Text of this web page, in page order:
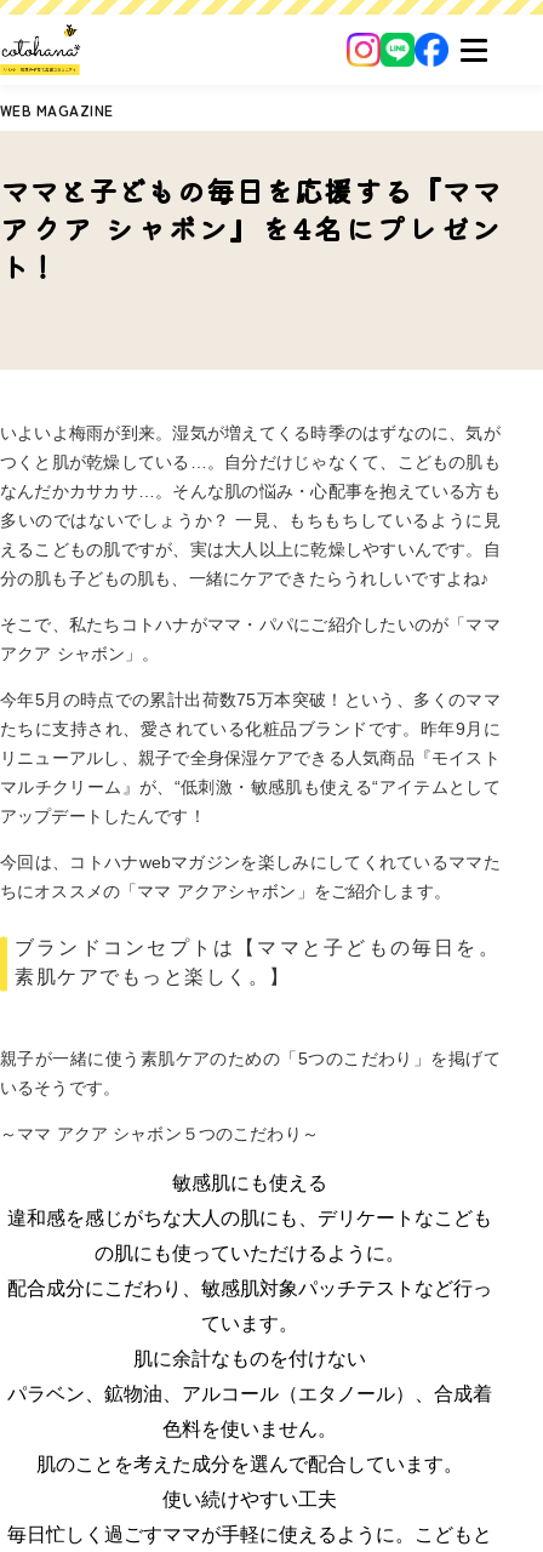
WEB MAGAZINE
ママと子どもの毎日を応援する『ママ
アクア シャボン』を4名にプレゼン
ト！
いよいよ梅雨が到来。湿気が増えてくる時季のはずなのに、気が
つくと肌が乾燥している…。自分だけじゃなくて、こどもの肌も
なんだかカサカサ…。そんな肌の悩み・心配事を抱えている方も
多いのではないでしょうか？ 一見、もちもちしているように見
えるこどもの肌ですが、実は大人以上に乾燥しやすいんです。自
分の肌も子どもの肌も、一緒にケアできたらうれしいですよね♪
そこで、私たちコトハナがママ・パパにご紹介したいのが「ママ
アクア シャボン」。
今年5月の時点での累計出荷数75万本突破！という、多くのママ
たちに支持され、愛されている化粧品ブランドです。昨年9月に
リニューアルし、親子で全身保湿ケアできる人気商品『モイスト
マルチクリーム』が、“低刺激・敏感肌も使える“アイテムとして
アップデートしたんです！
今回は、コトハナwebマガジンを楽しみにしてくれているママた
ちにオススメの「ママ アクアシャボン」をご紹介します。
ブランドコンセプトは【ママと子どもの毎日を。
素肌ケアでもっと楽しく。】
親子が一緒に使う素肌ケアのための「5つのこだわり」を掲げて
いるそうです。
～ママ アクア シャボン５つのこだわり～
敏感肌にも使える
違和感を感じがちな大人の肌にも、デリケートなこども
の肌にも使っていただけるように。
配合成分にこだわり、敏感肌対象パッチテストなど行っ
ています。
肌に余計なものを付けない
パラベン、鉱物油、アルコール（エタノール）、合成着
色料を使いません。
肌のことを考えた成分を選んで配合しています。
使い続けやすい工夫
毎日忙しく過ごすママが手軽に使えるように。こどもと